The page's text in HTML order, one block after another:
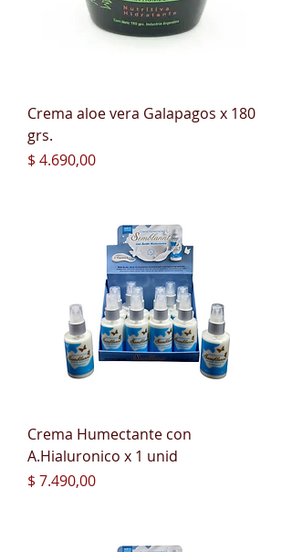
Crema aloe vera Galapagos x 180
grs.
Precio
$ 4.690,00
Crema Humectante con
A.Hialuronico x 1 unid
Precio
$ 7.490,00